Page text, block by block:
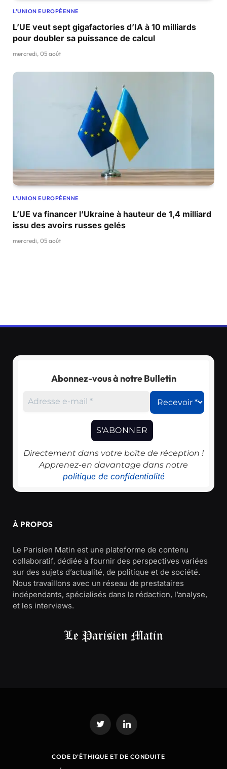
L'UNION EUROPÉENNE
L’UE veut sept gigafactories d’IA à 10 milliards
pour doubler sa puissance de calcul
mercredi, 05 août
L'UNION EUROPÉENNE
L’UE va financer l’Ukraine à hauteur de 1,4 milliard
issu des avoirs russes gelés
mercredi, 05 août
Abonnez-vous à notre Bulletin
Directement dans votre boîte de réception !
Apprenez-en davantage dans notre
politique de confidentialité
À PROPOS
Le Parisien Matin est une plateforme de contenu
collaboratif, dédiée à fournir des perspectives variées
sur des sujets d’actualité, de politique et de société.
Nous travaillons avec un réseau de prestataires
indépendants, spécialisés dans la rédaction, l’analyse,
et les interviews.
Twitter LinkedIn
CODE D’ÉTHIQUE ET DE CONDUITE